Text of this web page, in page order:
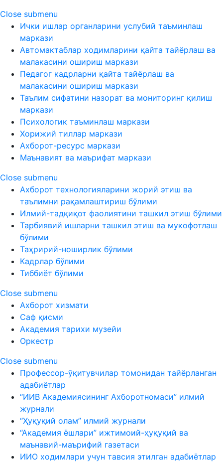
Close submenu
Ички ишлар органларини услубий таъминлаш
маркази
Автомактаблар ходимларини қайта тайёрлаш ва
малакасини ошириш маркази
Педагог кадрларни қайта тайёрлаш ва
малакасини ошириш маркази
Таълим сифатини назорат ва мониторинг қилиш
маркази
Психологик таъминлаш маркази
Хорижий тиллар маркази
Ахборот-ресурс маркази
Маънавият ва маърифат маркази
Close submenu
Ахборот технологияларини жорий этиш ва
таълимни рақамлаштириш бўлими
Илмий-тадқиқот фаолиятини ташкил этиш бўлими
Тарбиявий ишларни ташкил этиш ва мукофотлаш
бўлими
Таҳририй-ноширлик бўлими
Кадрлар бўлими
Тиббиёт бўлими
Close submenu
Ахборот хизмати
Саф қисми
Академия тарихи музейи
Оркестр
Close submenu
Профессор-ўқитувчилар томонидан тайёрланган
адабиётлар
“ИИВ Академиясининг Ахборотномаси” илмий
журнали
“Ҳуқуқий олам” илмий журнали
“Академия ёшлари” ижтимоий-ҳуқуқий ва
маънавий-маърифий газетаси
ИИО ходимлари учун тавсия этилган адабиётлар